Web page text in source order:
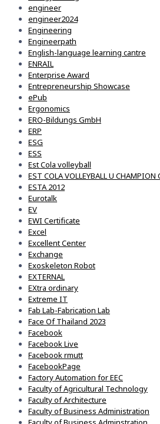
engineer
engineer2024
Engineering
Engineerpath
English-language learning cantre
ENRAIL
Enterprise Award
Entrepreneurship Showcase
ePub
Ergonomics
ERO-Bildungs GmbH
ERP
ESG
ESS
Est Cola volleyball
EST COLA VOLLEYBALL U CHAMPION
ESTA 2012
Eurotalk
EV
EWI Certificate
Excel
Excellent Center
Exchange
Exoskeleton Robot
EXTERNAL
EXtra ordinary
Extreme IT
Fab Lab-Fabrication Lab
Face Of Thailand 2023
Facebook
Facebook Live
Facebook rmutt
FacebookPage
Factory Automation for EEC
Faculty of Agricultural Technology
Faculty of Architecture
Faculty of Business Administration